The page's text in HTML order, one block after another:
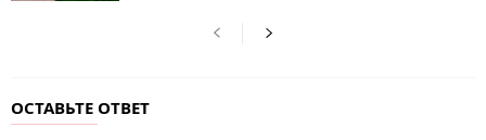
ОСТАВЬТЕ ОТВЕТ